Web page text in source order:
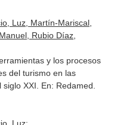
Luz, Martín-Mariscal,
Rubio Díaz,
y los procesos
del turismo en las
XXI. En: Redamed